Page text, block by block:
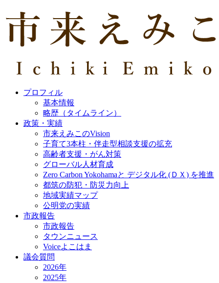
プロフィル
基本情報
略歴（タイムライン）
政策・実績
市来えみこのVision
子育て3本柱・伴走型相談支援の拡充
高齢者支援・がん対策
グローバル人材育成
Zero Carbon Yokohamaと デジタル化 (ＤＸ) を推進
都筑の防犯・防災力向上
地域実績マップ
公明党の実績
市政報告
市政報告
タウンニュース
Voiceよこはま
議会質問
2026年
2025年